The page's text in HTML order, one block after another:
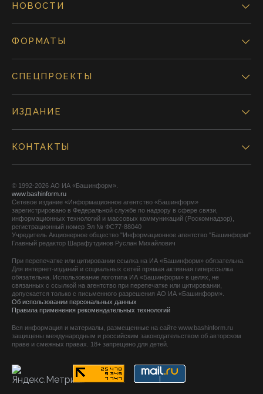
НОВОСТИ
ФОРМАТЫ
СПЕЦПРОЕКТЫ
ИЗДАНИЕ
КОНТАКТЫ
© 1992-2026 АО ИА «Башинформ».
www.bashinform.ru
Сетевое издание «Информационное агентство «Башинформ»
зарегистрировано в Федеральной службе по надзору в сфере связи,
информационных технологий и массовых коммуникаций (Роскомнадзор),
регистрационный номер Эл № ФС77-88040
Учредитель Акционерное общество "Информационное агентство "Башинформ"
Главный редактор Шарафутдинов Руслан Михайлович
При перепечатке или цитировании ссылка на ИА «Башинформ» обязательна.
Для интернет-изданий и социальных сетей прямая активная гиперссылка
обязательна. Использование логотипа ИА «Башинформ» в целях, не
связанных с ссылкой на агентство при перепечатке или цитировании,
допускается только с письменного разрешения АО ИА «Башинформ».
Об использовании персональных данных
Правила применения рекомендательных технологий
Вся информация и материалы, размещенные на сайте www.bashinform.ru
защищены международным и российским законодательством об авторском
праве и смежных правах. 18+ запрещено для детей.